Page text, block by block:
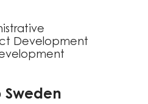
Development